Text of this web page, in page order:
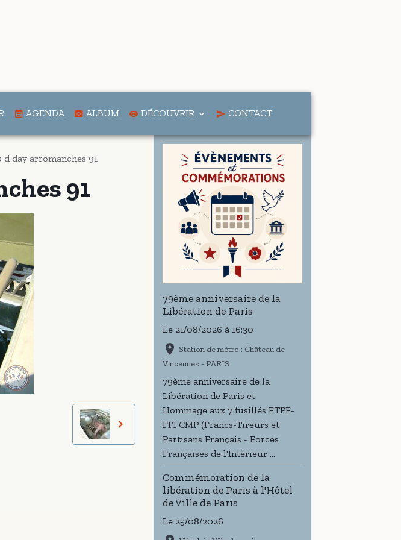
AGENDA ALBUM DÉCOUVRIR CONTACT
day arromanches 91
91
79ème anniversaire de la
Libération de Paris
Le 21/08/2026 à 16:30
Station de métro : Château de
Vincennes - PARIS
79ème anniversaire de la
Libération de Paris et
Hommage aux 7 fusillés FTPF-
FFI CMP (Francs-Tireurs et
Partisans Français - Forces
Françaises de l'Intèrieur ...
Commémoration de la
libération de Paris à l'Hôtel
de Ville de Paris
Le 25/08/2026